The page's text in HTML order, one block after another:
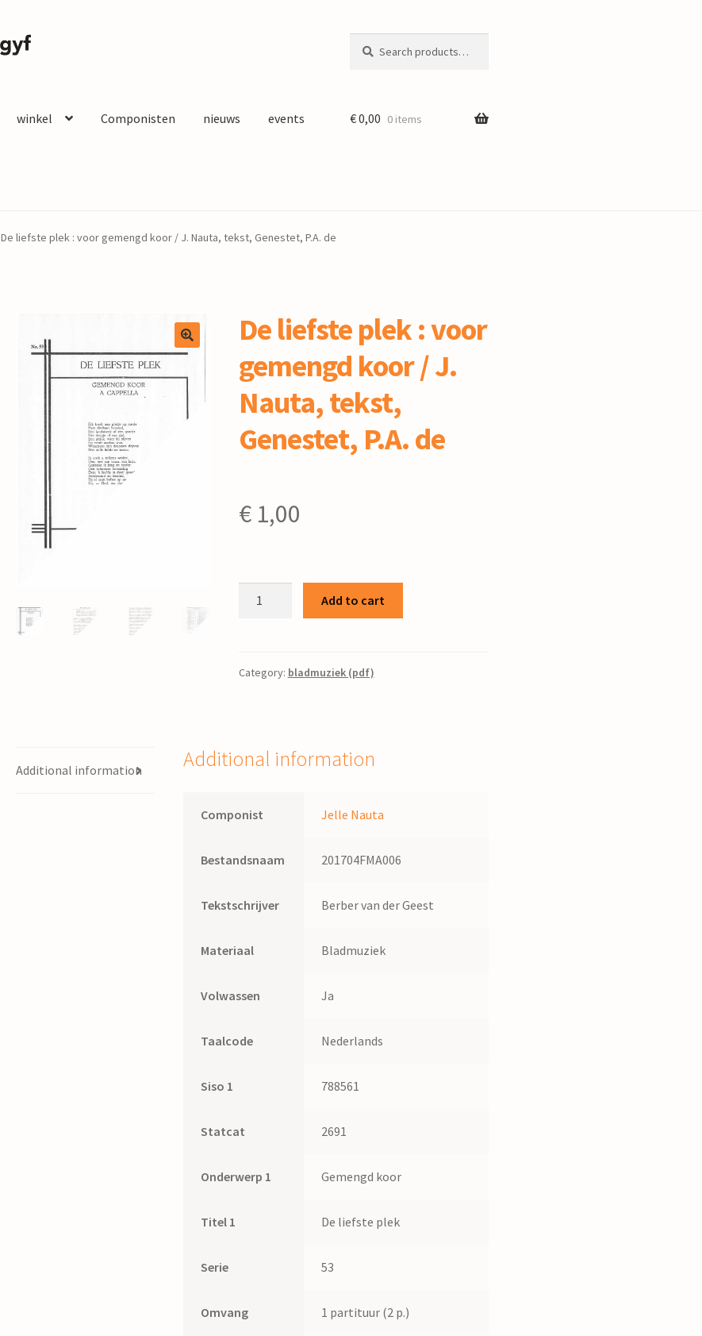
for:
winkel Componisten nieuws events €0,00 0 items
De liefste plek : voor gemengd koor / J. Nauta, tekst, Genestet, P.A. de
De liefste plek : voor
gemengd koor / J.
Nauta, tekst,
Genestet, P.A. de
€1,00
voor
Nauta,
Genestet,
quantity
Add to cart
Category: bladmuziek (pdf)
Additional information Additional information
Componist Jelle Nauta
Bestandsnaam 201704FMA006
Tekstschrijver Berber van der Geest
Materiaal Bladmuziek
Volwassen Ja
Taalcode Nederlands
Siso 1 788561
Statcat 2691
Onderwerp 1 Gemengd koor
Titel 1 De liefste plek
Serie 53
Omvang 1 partituur (2 p.)